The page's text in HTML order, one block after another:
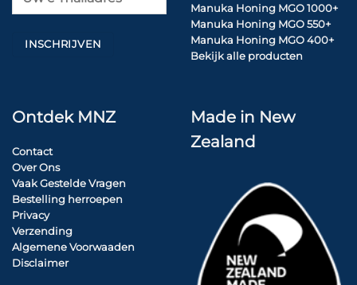
Manuka Honing MGO 1000+
Manuka Honing MGO 550+
Manuka Honing MGO 400+
Bekijk alle producten
Ontdek MNZ
Contact
Over Ons
Vaak Gestelde Vragen
Bestelling herroepen
Privacy
Verzending
Algemene Voorwaaden
Disclaimer
Made in New
Zealand